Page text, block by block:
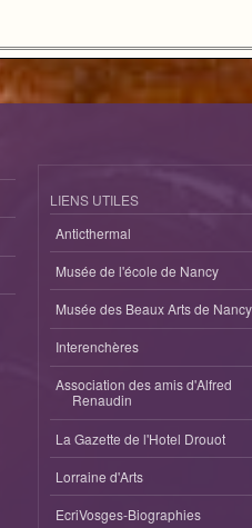
LIENS UTILES
Anticthermal
Musée de l'école de Nancy
Musée des Beaux Arts de Nancy
Interenchères
Association des amis d'Alfred
Renaudin
La Gazette de l'Hotel Drouot
Lorraine d'Arts
EcriVosges-Biographies